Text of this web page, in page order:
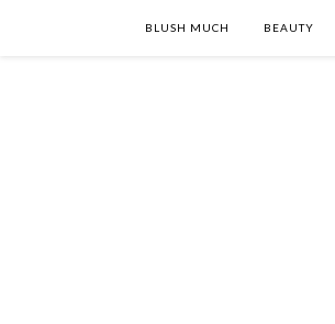
BLUSH MUCH BEAUTY